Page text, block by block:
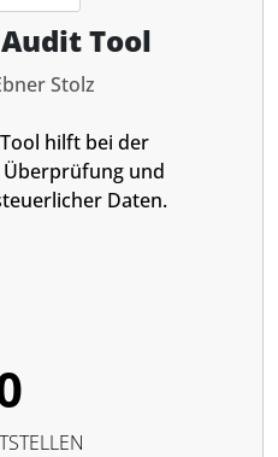
Audit Tool
Stolz
hilft bei der
und
Daten.